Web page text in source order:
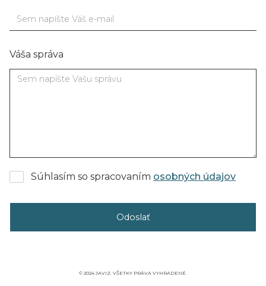
Váša správa
Súhlasím so spracovaním osobných údajov
© 2024 JAVIZ. VŠETKY PRÁVA VYHRADENÉ.